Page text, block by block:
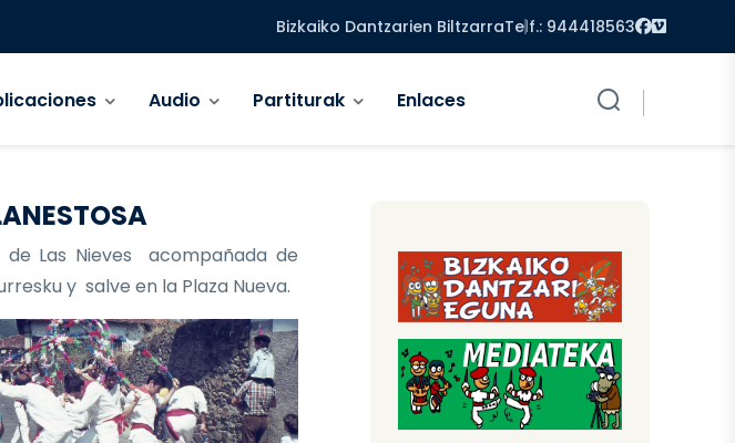
Bizkaiko Dantzarien BiltzarraTelf.: 944418563 Facebook
Vimeo
Audio Partiturak Enlaces
de Las Nieves acompañada de
y salve en la Plaza Nueva.